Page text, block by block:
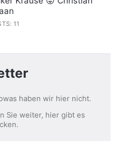
11
haben wir hier nicht.
Sie weiter, hier gibt es